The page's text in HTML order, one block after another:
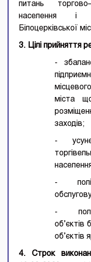
питань
населення і
Білоцерківської
3. Цілі прийняття
-
міста
заходів;
-
-
-
об’єктів
об’єктів
4. Строк